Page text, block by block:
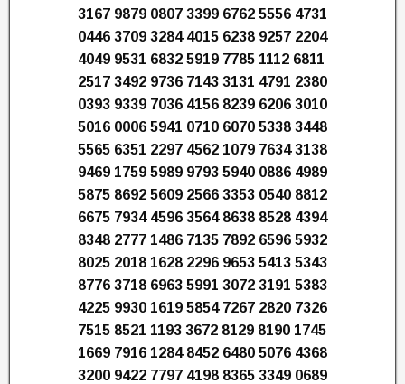
3167 9879 0807 3399 6762 5556 4731
0446 3709 3284 4015 6238 9257 2204
4049 9531 6832 5919 7785 1112 6811
2517 3492 9736 7143 3131 4791 2380
0393 9339 7036 4156 8239 6206 3010
5016 0006 5941 0710 6070 5338 3448
5565 6351 2297 4562 1079 7634 3138
9469 1759 5989 9793 5940 0886 4989
5875 8692 5609 2566 3353 0540 8812
6675 7934 4596 3564 8638 8528 4394
8348 2777 1486 7135 7892 6596 5932
8025 2018 1628 2296 9653 5413 5343
8776 3718 6963 5991 3072 3191 5383
4225 9930 1619 5854 7267 2820 7326
7515 8521 1193 3672 8129 8190 1745
1669 7916 1284 8452 6480 5076 4368
3200 9422 7797 4198 8365 3349 0689